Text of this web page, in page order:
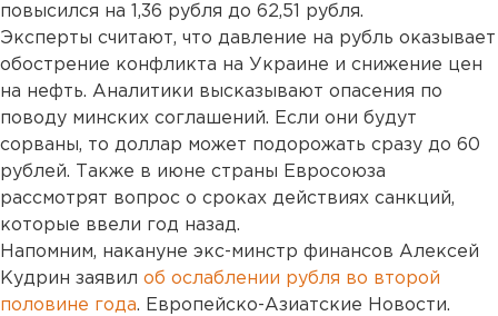
повысился на 1,36 рубля до 62,51 рубля.
Эксперты считают, что давление на рубль оказывает
обострение конфликта на Украине и снижение цен
на нефть. Аналитики высказывают опасения по
поводу минских соглашений. Если они будут
сорваны, то доллар может подорожать сразу до 60
рублей. Также в июне страны Евросоюза
рассмотрят вопрос о сроках действиях санкций,
которые ввели год назад.
Напомним, накануне экс-минстр финансов Алексей
Кудрин заявил об ослаблении рубля во второй
половине года. Европейско-Азиатские Новости.